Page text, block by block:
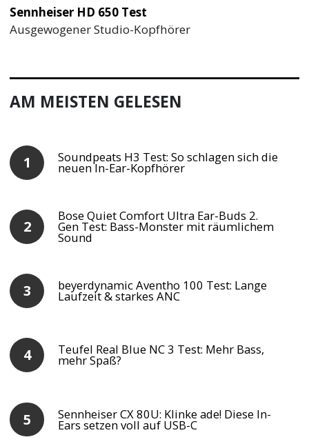
Sennheiser HD 650 Test
Ausgewogener Studio-Kopfhörer
AM MEISTEN GELESEN
Soundpeats H3 Test: So schlagen sich die
neuen In-Ear-Kopfhörer
Bose Quiet Comfort Ultra Ear-Buds 2.
Gen Test: Bass-Monster mit räumlichem
Sound
beyerdynamic Aventho 100 Test: Lange
Laufzeit & starkes ANC
Teufel Real Blue NC 3 Test: Mehr Bass,
mehr Spaß?
Sennheiser CX 80U: Klinke ade! Diese In-
Ears setzen voll auf USB-C